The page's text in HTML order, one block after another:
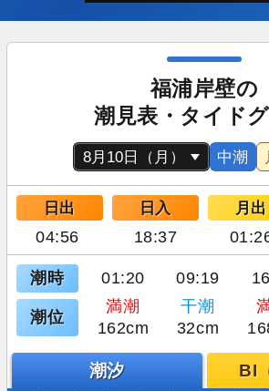
福浦岸壁の
潮見表・タイド
中潮
日出 日入 月出
04:56 18:37
潮時 01:20 09:19
潮位
満潮 干潮
162cm
32cm
潮汐 BI